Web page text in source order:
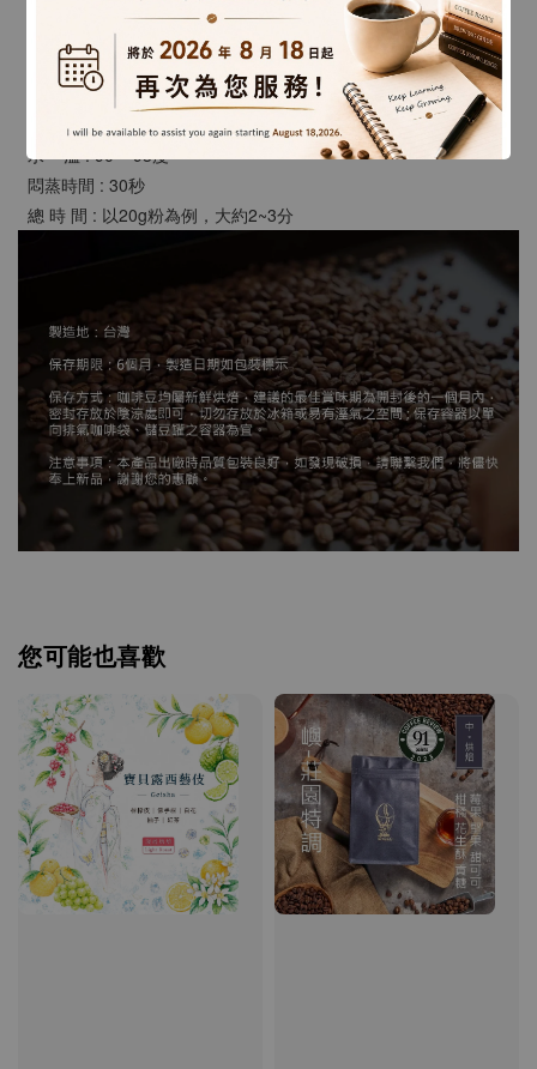
【沖煮建議】
研    磨 : 類似二號砂糖粗細
粉 水 比 : 1:15 ~ 18
水    溫 : 90 ~ 93度
悶蒸時間 : 30秒
總 時 間 : 以20g粉為例，大約2~3分
您可能也喜歡